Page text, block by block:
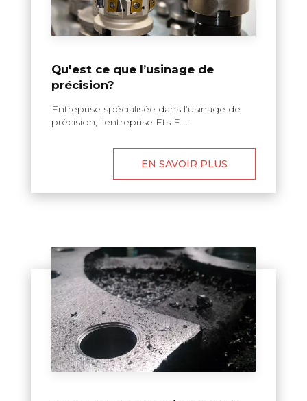
Qu'est ce que l’usinage de
précision?
Entreprise spécialisée dans l’usinage de
précision, l’entreprise Ets F....
EN SAVOIR PLUS